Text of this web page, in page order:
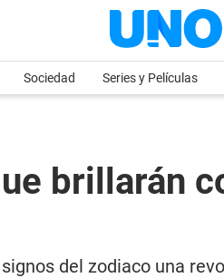
Sociedad Series y Películas
brillarán
del zodiaco una